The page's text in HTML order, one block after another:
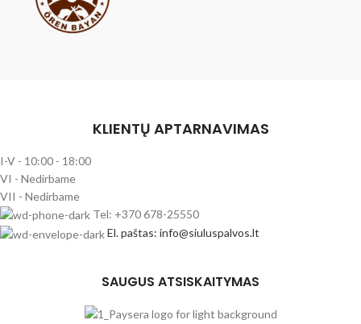
KLIENTŲ APTARNAVIMAS
I-V - 10:00 - 18:00
VI - Nedirbame
VII - Nedirbame
Tel: +370 678-25550
El. paštas: info@siuluspalvos.lt
SAUGUS ATSISKAITYMAS